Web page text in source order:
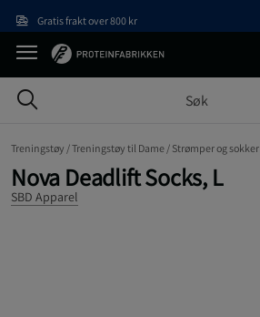
Gratis frakt over 800 kr
Treningstøy /Treningstøy til Dame / Strømper og sokker
Nova Deadlift Socks, L
SBD Apparel